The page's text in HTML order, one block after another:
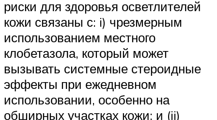
риски для здоровья осветлителей
кожи связаны с: i) чрезмерным
использованием местного
клобетазола, который может
вызывать системные стероидные
эффекты при ежедневном
использовании, особенно на
обширных участках кожи; и (ii)